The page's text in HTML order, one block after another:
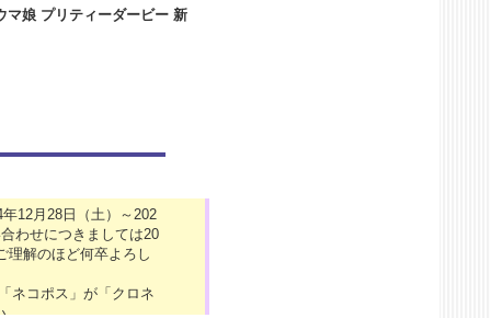
12月28日（土）～202
わせにつきましては20
理解のほど何卒よろし
ネコポス」が「クロネ
。